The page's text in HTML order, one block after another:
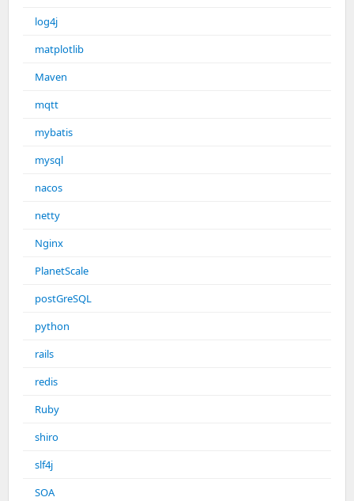
log4j
matplotlib
Maven
mqtt
mybatis
mysql
nacos
netty
Nginx
PlanetScale
postGreSQL
python
rails
redis
Ruby
shiro
slf4j
SOA